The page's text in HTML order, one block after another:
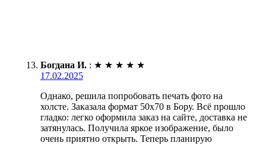
Богдана И. : ★ ★ ★ ★ ★
17.02.2025
Однако, решила попробовать печать фото на
холсте. Заказала формат 50х70 в Бору. Всё прошло
гладко: легко оформила заказ на сайте, доставка не
затянулась. Получила яркое изображение, было
очень приятно открыть. Теперь планирую